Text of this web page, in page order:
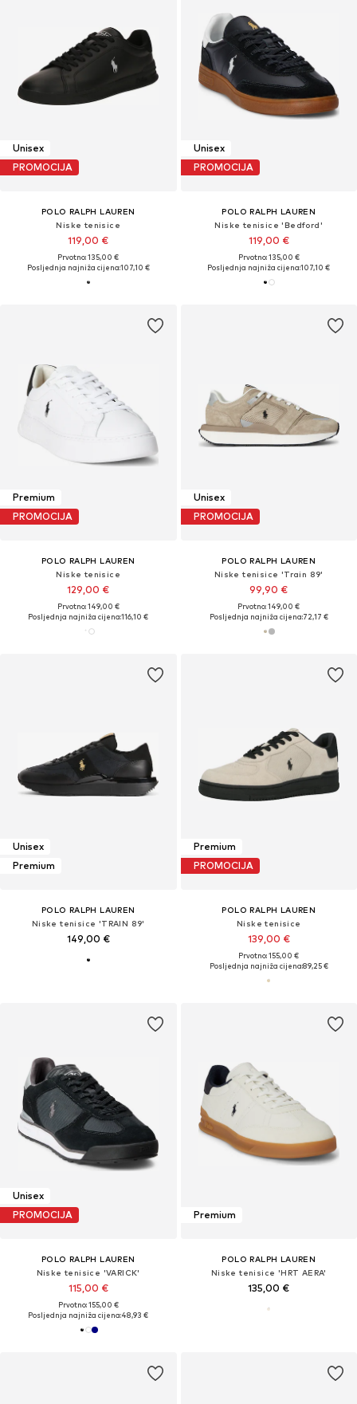
Unisex
PROMOCIJA
POLO RALPH LAUREN
Niske tenisice
119,00 €
Prvotno: 135,00 €
Posljednja najniža cijena:107,10 €
Unisex
PROMOCIJA
POLO RALPH LAUREN
Niske tenisice 'Bedford'
119,00 €
Prvotno: 135,00 €
Posljednja najniža cijena:107,10 €
Premium
PROMOCIJA
POLO RALPH LAUREN
Niske tenisice
129,00 €
Prvotno: 149,00 €
Posljednja najniža cijena:116,10 €
Unisex
PROMOCIJA
POLO RALPH LAUREN
Niske tenisice 'Train 89'
99,90 €
Prvotno: 149,00 €
Posljednja najniža cijena:72,17 €
Unisex
Premium
POLO RALPH LAUREN
Niske tenisice 'TRAIN 89'
149,00 €
Premium
PROMOCIJA
POLO RALPH LAUREN
Niske tenisice
139,00 €
Prvotno: 155,00 €
Posljednja najniža cijena:89,25 €
Unisex
PROMOCIJA
POLO RALPH LAUREN
Niske tenisice 'VARICK'
115,00 €
Prvotno: 155,00 €
Posljednja najniža cijena:48,93 €
Premium
POLO RALPH LAUREN
Niske tenisice 'HRT AERA'
135,00 €